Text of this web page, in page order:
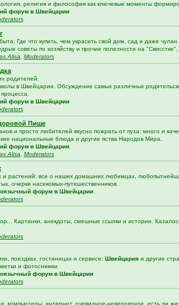
религия и философия как ключевые моменты
форум в Швейцарии
Где что купить, чем украсить свой дом, сад и даже
советы по хозяйству и прочие полезности на "Свисстке",
Alisa Moderators
родителей.
в Швейцарии. Обсуждение самых различных
форум в Швейцарии
Пище
и просто любителей вкусно пожрать от пуза: много и
национальные блюда и другие яства Народов Мира.
форум в Швейцарии
Alisa Moderators
и растений: все о наших домашних любимцах,
очерки насекомых-путешественников.
форум в Швейцарии
Картинки, анекдоты, смешные ссылки и истории.
поездках, гостиницах и сервисе: Швейцарияи другие
и фотоснимки
форум в Швейцарии
компьютеры, интернет, очевидное-невероятное, есть ли